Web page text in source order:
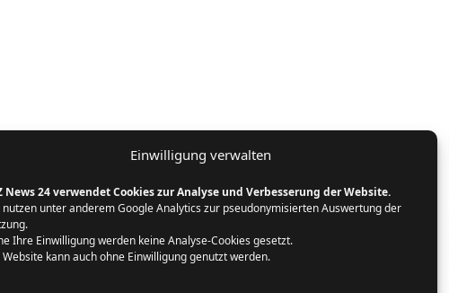
Einwilligung verwalten
News 24 verwendet Cookies zur Analyse und Verbesserung der Website.
nutzen unter anderem Google Analytics zur pseudonymisierten Auswertung der
Ihre Einwilligung werden keine Analyse-Cookies gesetzt.
Website kann auch ohne Einwilligung genutzt werden.